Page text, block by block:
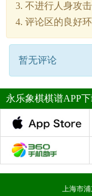
3. 不进行人身攻
4. 评论区的良好
暂无评论
永乐象棋棋谱APP
上海市